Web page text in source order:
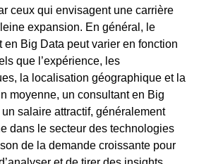
ceux qui envisagent une carrière
expansion. En général, le
en Big Data peut varier en fonction
que l’expérience, les
la localisation géographique et la
moyenne, un consultant en Big
un salaire attractif, généralement
dans le secteur des technologies
de la demande croissante pour